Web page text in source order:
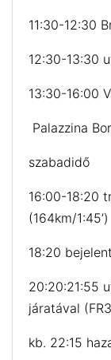
11:30-12:30
12:30-13:30
13:30-16:00
Palazzina
szabadidő
16:00-18:20
(164km/1:45’)
18:20
20:20:21:55
járatával
kb. 22:15